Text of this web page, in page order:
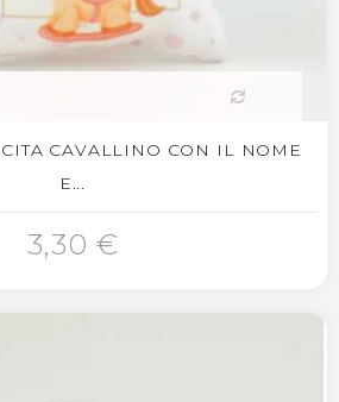
CAVALLINO CON IL NOME
E...
3,30 €